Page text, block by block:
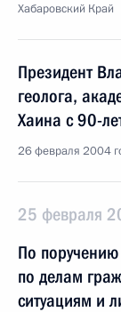
Хабаровский Край
Президент
геолога,
Хаина с 90-
26 февраля 2004
25 февраля
По
по делам
ситуациям и